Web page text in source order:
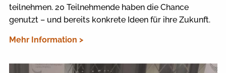
teilnehmen. 20 Teilnehmende haben die Chance
genutzt – und bereits konkrete Ideen für ihre Zukunft.
Mehr Information >